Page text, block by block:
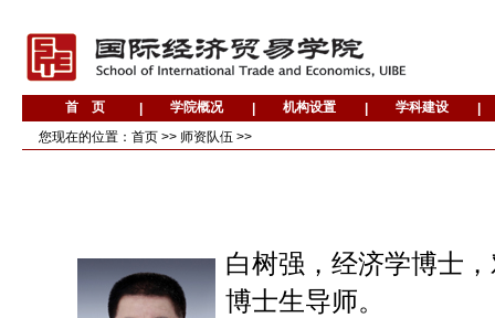
您现在的位置： 首页 >> 师资队伍 >>
白树强，经济学博士
博士生导师。